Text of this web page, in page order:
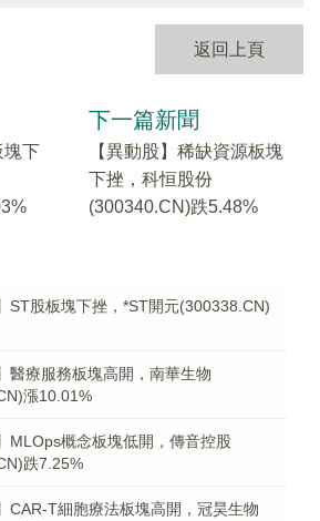
返回上頁
塊下
下一篇新聞
【異動股】稀缺資源板塊
下挫，科恒股份
(300340.CN)跌5.48%
ST股板塊下挫，*ST開元(300338.CN)
醫療服務板塊高開，南華生物
漲10.01%
MLOps概念板塊低開，傳音控股
跌7.25%
CAR-T細胞療法板塊高開，冠昊生物